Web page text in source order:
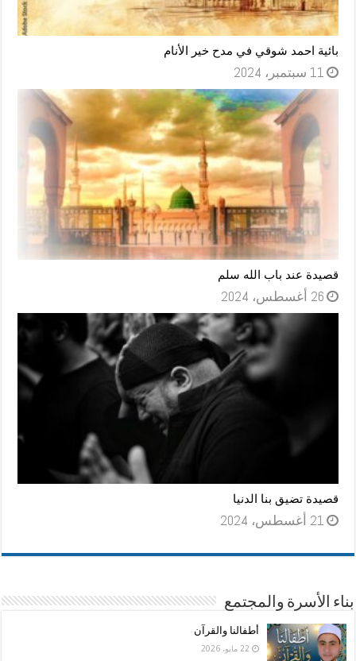
بائية احمد شوقي في مدح خير الأنام
11 سبتمبر، 2024
قصيدة عند باب الله سلم
26 أغسطس، 2024
قصيدة تضيق بنا الدنيا
21 أغسطس، 2024
بناء الأسرة والمجتمع
أطفالنا والقرآن
22 مايو، 2026